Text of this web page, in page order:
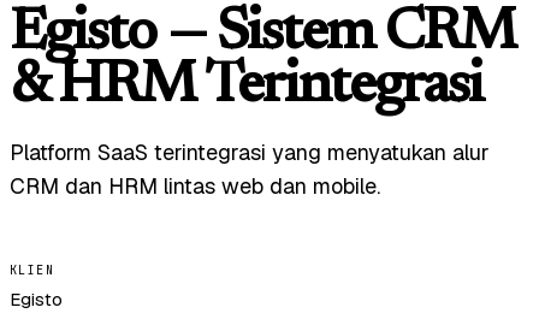
Egisto — Sistem CRM
& HRM Terintegrasi
Platform SaaS terintegrasi yang menyatukan alur
CRM dan HRM lintas web dan mobile.
KLIEN
Egisto